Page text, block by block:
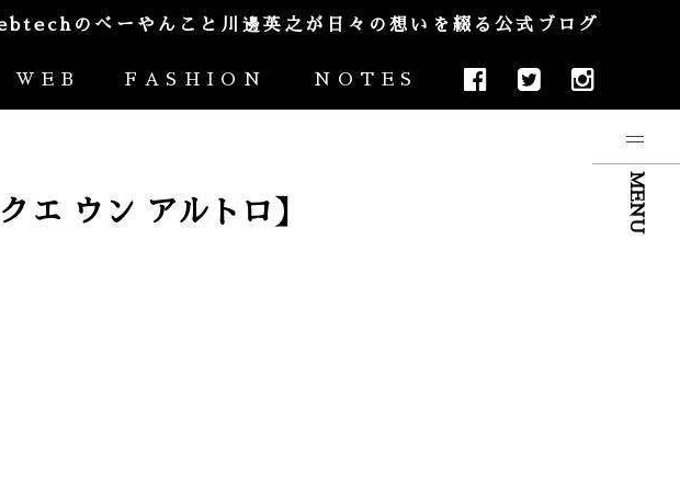
のべーやんこと川邊英之が日々の想いを綴る公式ブログ
WEB FASHION NOTES
ウン アルトロ】 MENU